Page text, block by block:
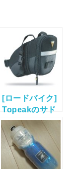
[ロードバイク]
Topeakのサド
ルバッグ"エア
ロウェッジ"購
入！